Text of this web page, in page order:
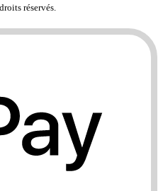
réservés.